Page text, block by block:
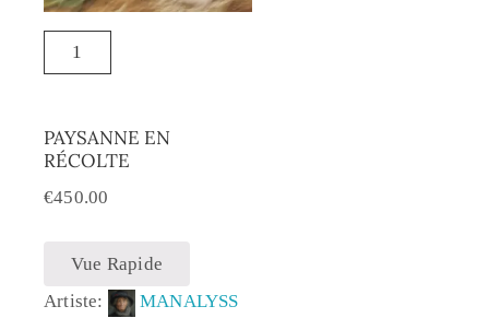
PAYSANNE EN
RÉCOLTE
€450.00
Vue Rapide
Artiste:
MANALYSS